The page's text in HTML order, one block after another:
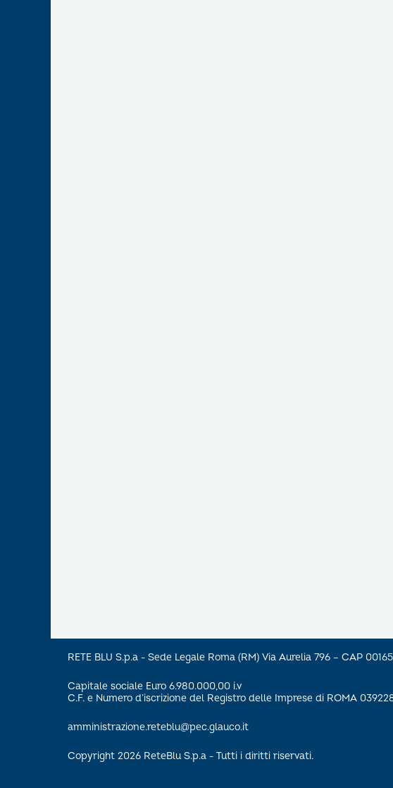
RETE BLU S.p.a - Sede Legale Roma (RM) Via Aurelia 796 – CAP
Capitale sociale Euro 6.980.000,00 i.v
C.F. e Numero d’iscrizione del Registro delle Imprese di ROMA
amministrazione.reteblu@pec.glauco.it
Copyright 2026 ReteBlu S.p.a - Tutti i diritti riservati.